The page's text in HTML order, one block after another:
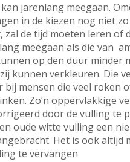
jarenlang meegaan.
in de kiezen nog niet
de tijd moeten leren of
meegaan als die van
op den duur minder
kunnen verkleuren. Die
mensen die veel roken
Zo’n oppervlakkige
door de vulling te
oude witte vulling een
Het is ook altijd
te vervangen